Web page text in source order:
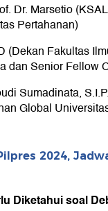
Dr. Marsetio
Pertahanan)
(Dekan Fakultas
dan Senior Fellow
Sumadinata,
Global
2024,
Diketahui soal